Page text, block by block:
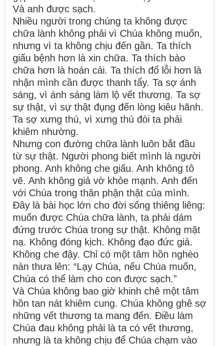
Và anh được sạch.
Nhiều người trong chúng ta không được
chữa lành không phải vì Chúa không muốn,
nhưng vì ta không chịu đến gần. Ta thích
giấu bệnh hơn là xin chữa. Ta thích bào
chữa hơn là hoán cải. Ta thích đổ lỗi hơn là
nhận mình cần được thanh tẩy. Ta sợ ánh
sáng, vì ánh sáng làm lộ vết thương. Ta sợ
sự thật, vì sự thật đụng đến lòng kiêu hãnh.
Ta sợ xưng thú, vì xưng thú đòi ta phải
khiêm nhường.
Nhưng con đường chữa lành luôn bắt đầu
từ sự thật. Người phong biết mình là người
phong. Anh không che giấu. Anh không tô
vẽ. Anh không giả vờ khỏe mạnh. Anh đến
với Chúa trong thân phận thật của mình.
Đây là bài học lớn cho đời sống thiêng liêng:
muốn được Chúa chữa lành, ta phải dám
đứng trước Chúa trong sự thật. Không mặt
nạ. Không đóng kịch. Không đạo đức giả.
Không che đậy. Chỉ có một tâm hồn nghèo
nàn thưa lên: “Lạy Chúa, nếu Chúa muốn,
Chúa có thể làm cho con được sạch.”
Và Chúa không bao giờ khinh chê một tâm
hồn tan nát khiêm cung. Chúa không ghê sợ
những vết thương ta mang đến. Điều làm
Chúa đau không phải là ta có vết thương,
nhưng là ta không chịu để Chúa chạm vào